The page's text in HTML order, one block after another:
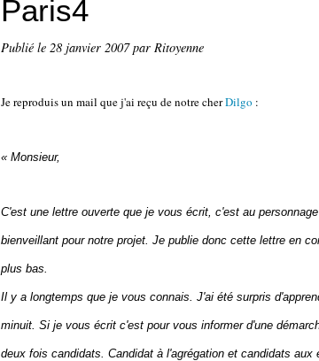
Paris4
Publié le 28 janvier 2007par Ritoyenne
Je reproduis un mail que j'ai reçu de notre cherDilgo :
« Monsieur,
C'est une lettre ouverte que je vous écrit, c'est au
bienveillant pour notre projet. Je publie donc cette lettre en
plus bas.
Il y a longtemps que je vous connais. J'ai été surpris
minuit. Si je vous écrit c'est pour vous informer d'une
deux fois candidats. Candidat à l'agrégation et candidats